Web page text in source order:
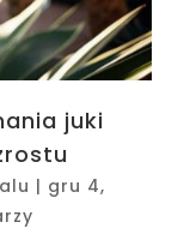
juki
| gru 4,